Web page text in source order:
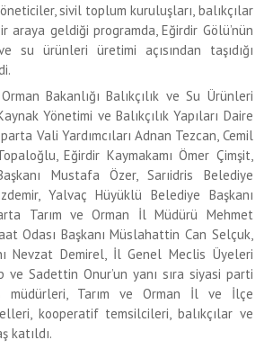
sivil toplum kuruluşları, balıkçılar
araya geldiği programda, Eğirdir Gölü’nün
su ürünleri üretimi açısından taşıdığı
Bakanlığı Balıkçılık ve Su Ürünleri
Yönetimi ve Balıkçılık Yapıları Daire
Vali Yardımcıları Adnan Tezcan, Cemil
Eğirdir Kaymakamı Ömer Çimşit,
Mustafa Özer, Sarıidris Belediye
Yalvaç Hüyüklü Belediye Başkanı
Tarım ve Orman İl Müdürü Mehmet
Odası Başkanı Müslahattin Can Selçuk,
Nevzat Demirel, İl Genel Meclis Üyeleri
ve Sadettin Onur’un yanı sıra siyasi parti
müdürleri, Tarım ve Orman İl ve İlçe
kooperatif temsilcileri, balıkçılar ve
katıldı.